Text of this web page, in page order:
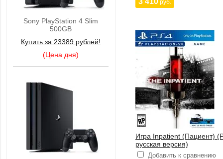
Sony PlayStation 4 Slim
500GB
Купить за 23389 рублей!
(Цена дня)
руб.
Игра Inpatient (Пациент)
русская версия)
Добавить к сравнению